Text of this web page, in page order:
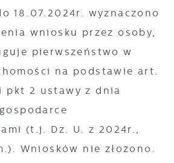
18.07.2024r. wyznaczono
wniosku przez osoby,
pierwszeństwo w
na podstawie art.
pkt 2 ustawy z dnia
(t.j. Dz. U. z 2024r.,
Wniosków nie złożono.